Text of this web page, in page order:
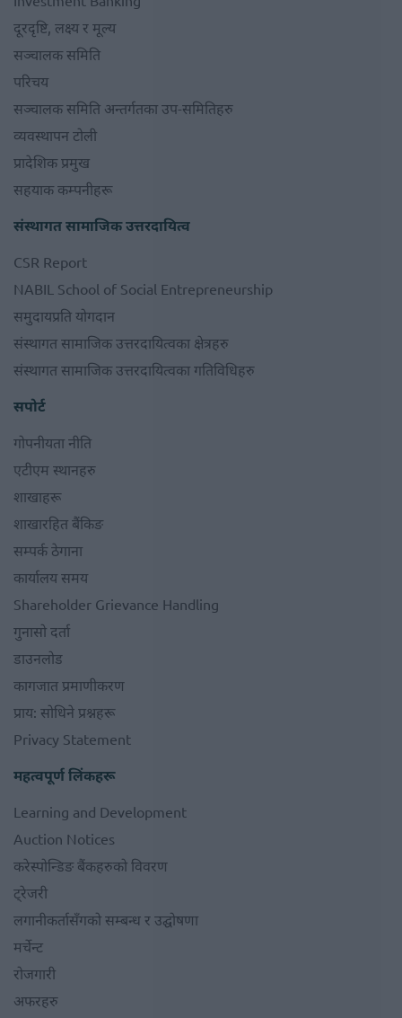
दूरदृष्टि, लक्ष्य र मूल्य
सञ्चालक समिति
परिचय
सञ्चालक समिति अन्तर्गतका उप-समितिहरु
व्यवस्थापन टोली
प्रादेशिक प्रमुख
सहयाक कम्पनीहरू
संस्थागत सामाजिक उत्तरदायित्व
CSR Report
NABIL School of Social Entrepreneurship
समुदायप्रति योगदान
संस्थागत सामाजिक उत्तरदायित्वका क्षेत्रहरु
संस्थागत सामाजिक उत्तरदायित्वका गतिविधिहरु
सपोर्ट
गोपनीयता नीति
एटीएम स्थानहरु
शाखाहरू
शाखारहित बैंकिङ
सम्पर्क ठेगाना
कार्यालय समय
Shareholder Grievance Handling
गुनासो दर्ता
डाउनलोड
कागजात प्रमाणीकरण
प्राय: सोधिने प्रश्नहरू
Privacy Statement
महत्वपूर्ण लिंकहरू
Learning and Development
Auction Notices
करेस्पोन्डिङ बैंकहरुको विवरण
ट्रेजरी
लगानीकर्तासँगको सम्बन्ध र उद्घोषणा
मर्चेन्ट
रोजगारी
अफरहरु